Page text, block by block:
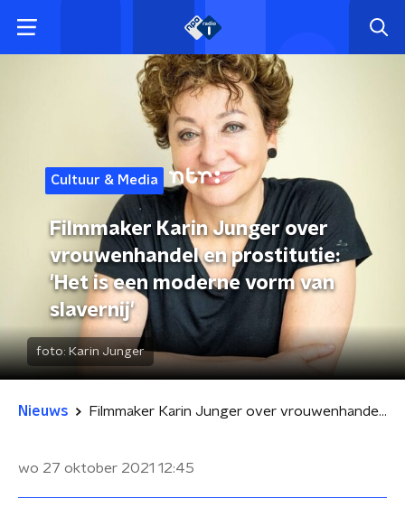
Cultuur & Media
Filmmaker Karin Junger over
vrouwenhandel en prostitutie:
'Het is een moderne vorm van
slavernij'
foto: Karin Junger
Nieuws Filmmaker Karin Junger over vrouwenhandel en prostitutie: 'Het is een moderne vorm van slavernij'
wo 27 oktober 2021 12:45